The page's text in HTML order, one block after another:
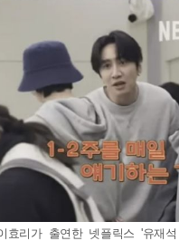
효리가 출연한 넷플릭스 '유재